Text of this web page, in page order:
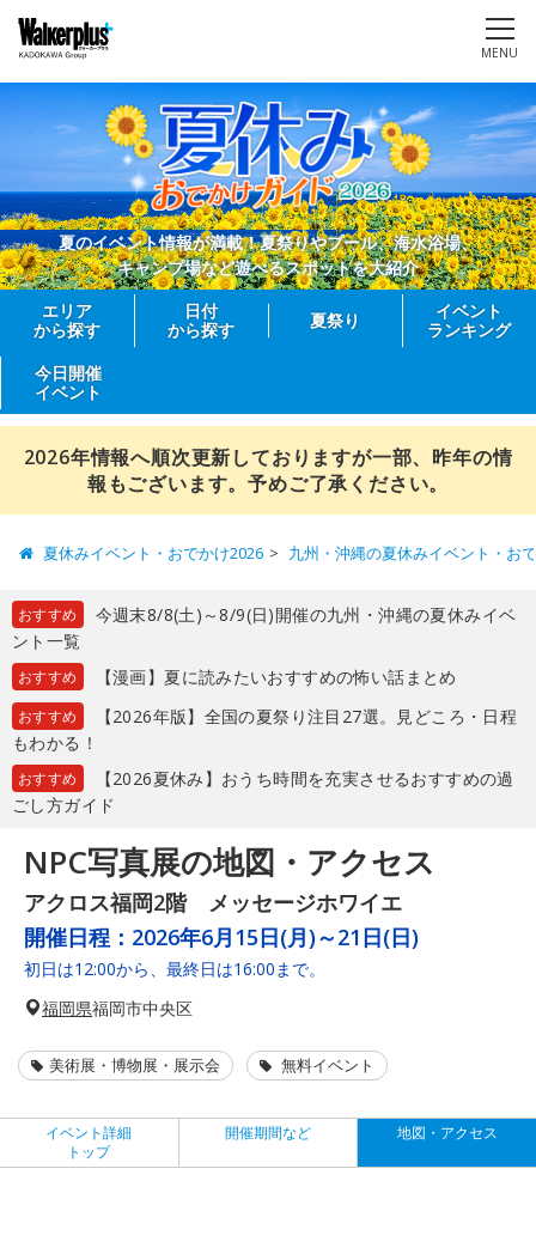
MENU
夏のイベント情報が満載！夏祭りやプール、海水浴場、
キャンプ場など遊べるスポットを大紹介
エリア
から探す
日付
から探す
夏祭り
イベント
ランキング
今日開催
イベント
2026年情報へ順次更新しておりますが一部、昨年の情
報もございます。予めご了承ください。
夏休みイベント・おでかけ2026 九州・沖縄の夏休みイベント・お
おすすめ
今週末8/8(土)～8/9(日)開催の九州・沖縄の夏休みイベ
ント一覧
おすすめ 【漫画】夏に読みたいおすすめの怖い話まとめ
おすすめ
【2026年版】全国の夏祭り注目27選。見どころ・日程
もわかる！
おすすめ
【2026夏休み】おうち時間を充実させるおすすめの過
ごし方ガイド
NPC写真展の地図・アクセス
アクロス福岡2階 メッセージホワイエ
開催日程： 2026年6月15日(月)～21日(日)
初日は12:00から、最終日は16:00まで。
福岡県福岡市中央区
美術展・博物展・展示会 無料イベント
イベント詳細
トップ
開催期間など 地図・アクセス